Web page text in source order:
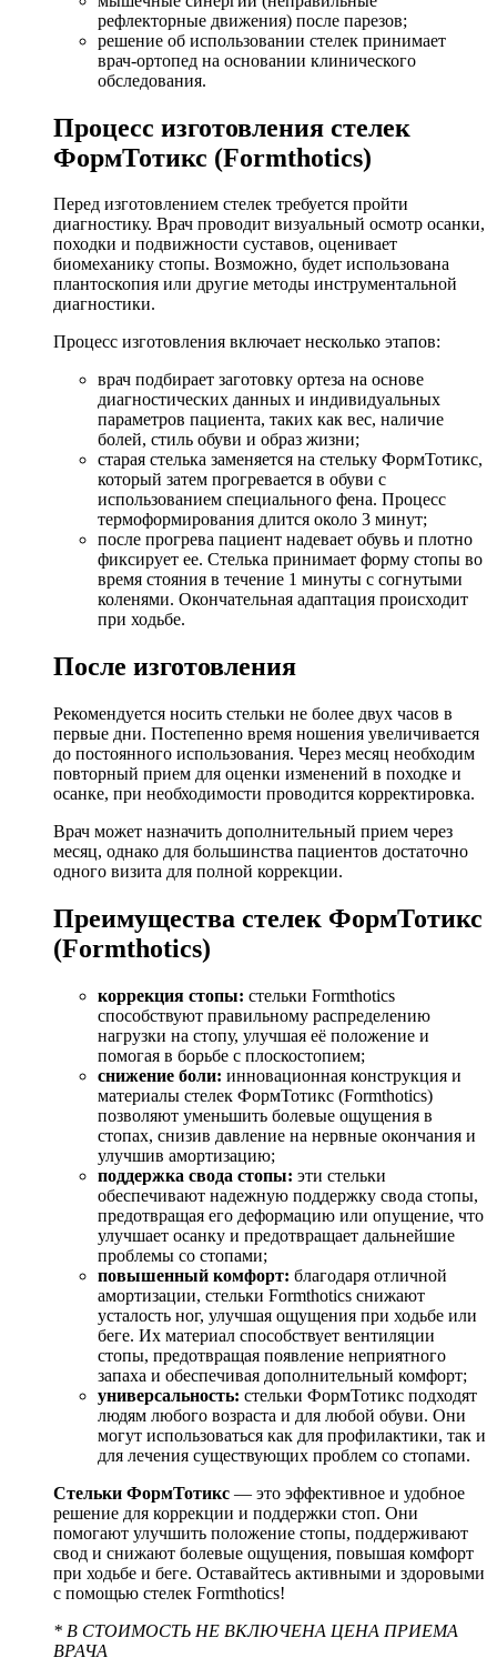
рефлекторные движения) после парезов;
решение об использовании стелек принимает
врач-ортопед на основании клинического
обследования.
Процесс изготовления стелек
ФормТотикс (Formthotics)
Перед изготовлением стелек требуется пройти
диагностику. Врач проводит визуальный осмотр осанки,
походки и подвижности суставов, оценивает
биомеханику стопы. Возможно, будет использована
плантоскопия или другие методы инструментальной
диагностики.
Процесс изготовления включает несколько этапов:
врач подбирает заготовку ортеза на основе
диагностических данных и индивидуальных
параметров пациента, таких как вес, наличие
болей, стиль обуви и образ жизни;
старая стелька заменяется на стельку ФормТотикс,
который затем прогревается в обуви с
использованием специального фена. Процесс
термоформирования длится около 3 минут;
после прогрева пациент надевает обувь и плотно
фиксирует ее. Стелька принимает форму стопы во
время стояния в течение 1 минуты с согнутыми
коленями. Окончательная адаптация происходит
при ходьбе.
После изготовления
Рекомендуется носить стельки не более двух часов в
первые дни. Постепенно время ношения увеличивается
до постоянного использования. Через месяц необходим
повторный прием для оценки изменений в походке и
осанке, при необходимости проводится корректировка.
Врач может назначить дополнительный прием через
месяц, однако для большинства пациентов достаточно
одного визита для полной коррекции.
Преимущества стелек ФормТотикс
(Formthotics)
коррекция стопы: стельки Formthotics
способствуют правильному распределению
нагрузки на стопу, улучшая её положение и
помогая в борьбе с плоскостопием;
снижение боли: инновационная конструкция и
материалы стелек ФормТотикс (Formthotics)
позволяют уменьшить болевые ощущения в
стопах, снизив давление на нервные окончания и
улучшив амортизацию;
поддержка свода стопы: эти стельки
обеспечивают надежную поддержку свода стопы,
предотвращая его деформацию или опущение, что
улучшает осанку и предотвращает дальнейшие
проблемы со стопами;
повышенный комфорт: благодаря отличной
амортизации, стельки Formthotics снижают
усталость ног, улучшая ощущения при ходьбе или
беге. Их материал способствует вентиляции
стопы, предотвращая появление неприятного
запаха и обеспечивая дополнительный комфорт;
универсальность: стельки ФормТотикс подходят
людям любого возраста и для любой обуви. Они
могут использоваться как для профилактики, так и
для лечения существующих проблем со стопами.
Стельки ФормТотикс — это эффективное и удобное
решение для коррекции и поддержки стоп. Они
помогают улучшить положение стопы, поддерживают
свод и снижают болевые ощущения, повышая комфорт
при ходьбе и беге. Оставайтесь активными и здоровыми
с помощью стелек Formthotics!
* В СТОИМОСТЬ НЕ ВКЛЮЧЕНА ЦЕНА ПРИЕМА
ВРАЧА